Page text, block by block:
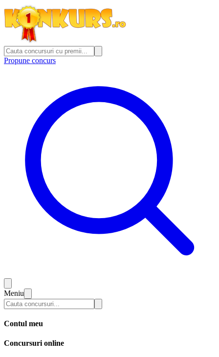
Propune concurs
Meniu
Contul meu
Concursuri online